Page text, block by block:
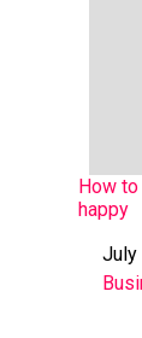
How
happy
Date
July
In